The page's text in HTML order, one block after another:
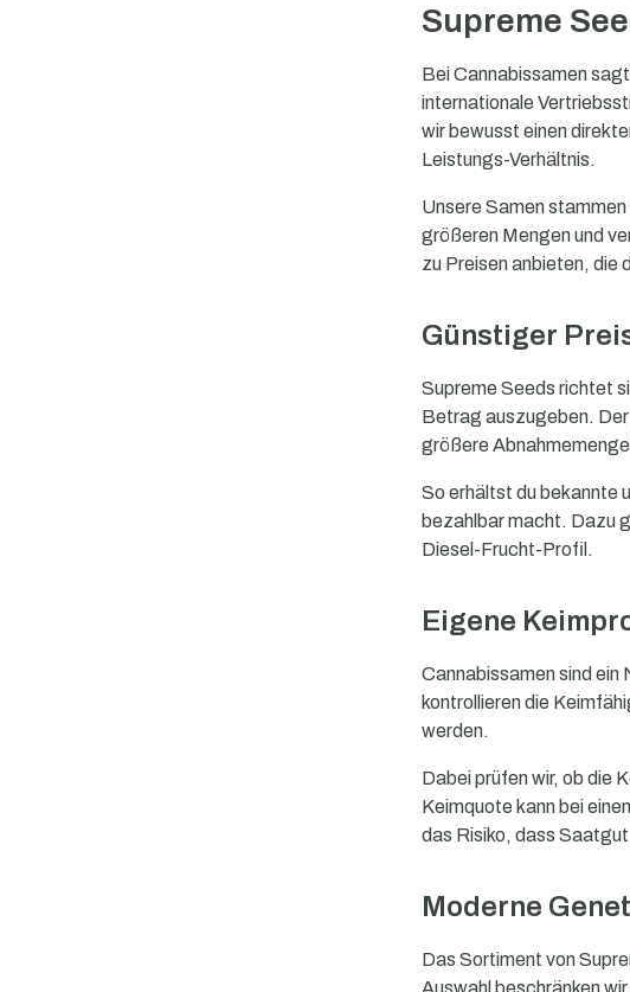
Supreme
Bei Cannabissamen
internationale
wir bewusst einen
Leistungs-Verhältnis.
Unsere Samen
größeren Mengen und
zu Preisen anbieten, die
Günstiger
Supreme Seeds richtet
Betrag auszugeben.
größere
So erhältst du bekannte
bezahlbar macht. Dazu
Diesel-Frucht-Profil.
Eigene
Cannabissamen sind ein
kontrollieren die
werden.
Dabei prüfen wir, ob die
Keimquote kann bei
das Risiko, dass
Moderne
Das Sortiment von
Auswahl beschränken